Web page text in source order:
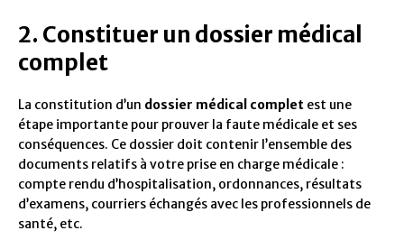
2. Constituer un dossier médical
complet
La constitution d’un dossier médical complet est une
étape importante pour prouver la faute médicale et ses
conséquences. Ce dossier doit contenir l’ensemble des
documents relatifs à votre prise en charge médicale :
compte rendu d’hospitalisation, ordonnances, résultats
d’examens, courriers échangés avec les professionnels de
santé, etc.